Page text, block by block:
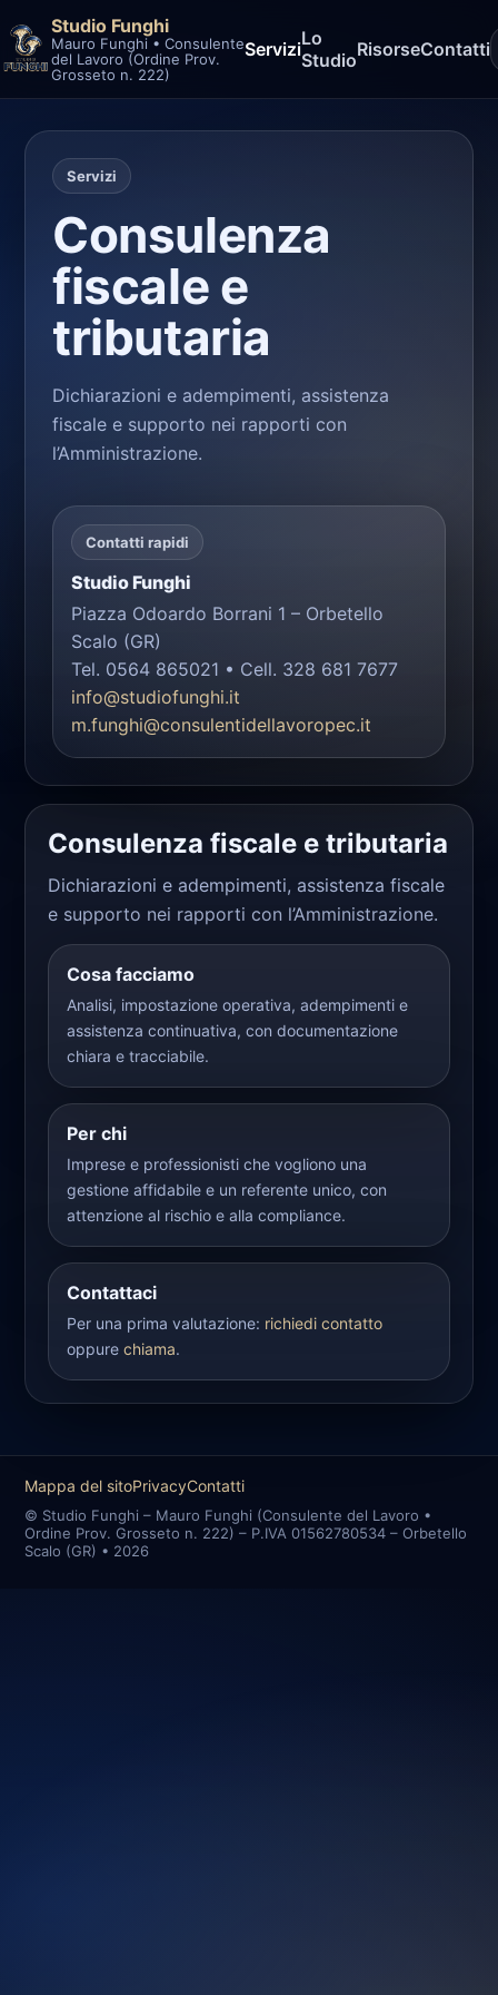
Studio Funghi
Mauro Funghi • Consulente
del Lavoro (Ordine Prov.
Grosseto n. 222)
ServiziLo
StudioRisorseContatti
Servizi
Consulenza
fiscale e
tributaria
Dichiarazioni e adempimenti, assistenza
fiscale e supporto nei rapporti con
l’Amministrazione.
Contatti rapidi
Studio Funghi
Piazza Odoardo Borrani 1 – Orbetello
Scalo (GR)
Tel. 0564 865021 • Cell. 328 681 7677
info@studiofunghi.it
m.funghi@consulentidellavoropec.it
Consulenza fiscale e tributaria
Dichiarazioni e adempimenti, assistenza fiscale
e supporto nei rapporti con l’Amministrazione.
Cosa facciamo
Analisi, impostazione operativa, adempimenti e
assistenza continuativa, con documentazione
chiara e tracciabile.
Per chi
Imprese e professionisti che vogliono una
gestione affidabile e un referente unico, con
attenzione al rischio e alla compliance.
Contattaci
Per una prima valutazione: richiedi contatto
oppure chiama.
Mappa del sitoPrivacyContatti
© Studio Funghi – Mauro Funghi (Consulente del Lavoro •
Ordine Prov. Grosseto n. 222) – P.IVA 01562780534 – Orbetello
Scalo (GR) • 2026